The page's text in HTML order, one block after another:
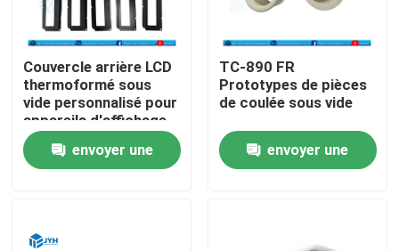
Services
Exposition de VR
Couvercle arrière LCD
thermoformé sous
vide personnalisé pour
appareils d'affichage
électronique
envoyer une
TC-890 FR
Prototypes de pièces
de coulée sous vide
envoyer une